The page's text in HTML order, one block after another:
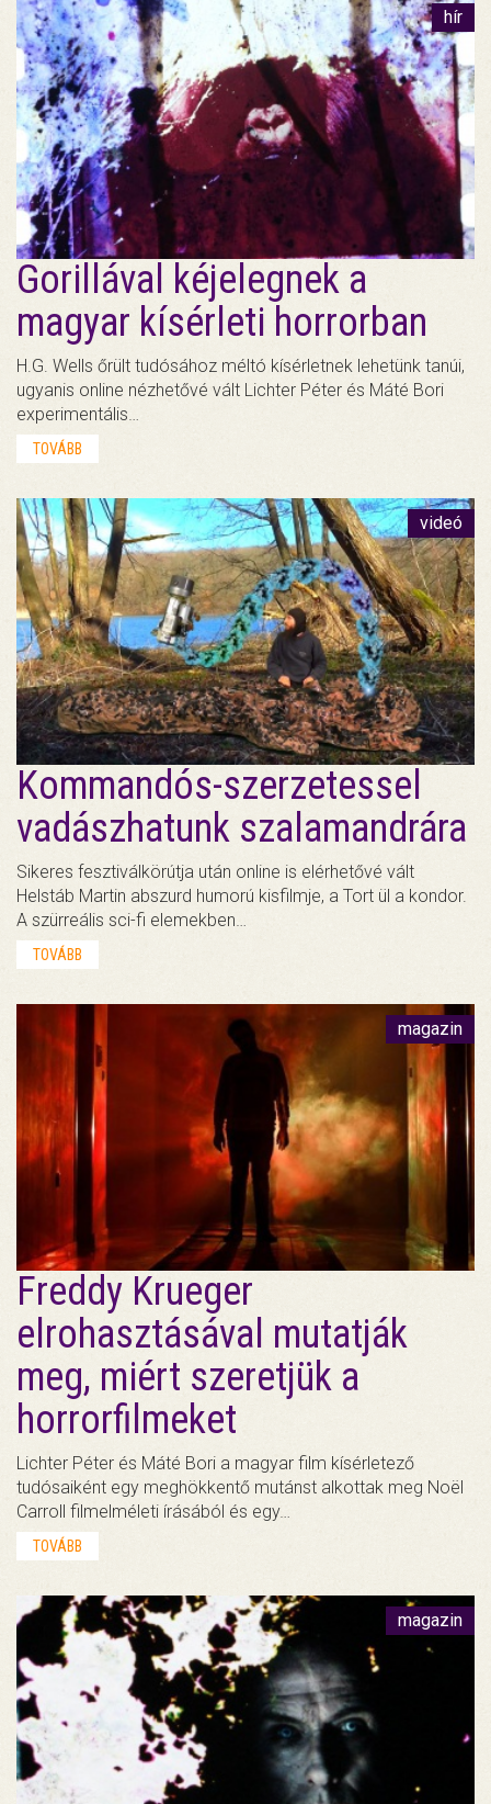
hír
Gorillával kéjelegnek a
magyar kísérleti horrorban
H.G. Wells őrült tudósához méltó kísérletnek lehetünk tanúi,
ugyanis online nézhetővé vált Lichter Péter és Máté Bori
experimentális…
TOVÁBB
videó
Kommandós-szerzetessel
vadászhatunk szalamandrára
Sikeres fesztiválkörútja után online is elérhetővé vált
Helstáb Martin abszurd humorú kisfilmje, a Tort ül a kondor.
A szürreális sci-fi elemekben…
TOVÁBB
magazin
Freddy Krueger
elrohasztásával mutatják
meg, miért szeretjük a
horrorfilmeket
Lichter Péter és Máté Bori a magyar film kísérletező
tudósaiként egy meghökkentő mutánst alkottak meg Noël
Carroll filmelméleti írásából és egy…
TOVÁBB
magazin